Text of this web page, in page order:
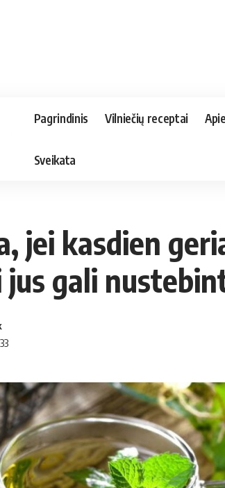
Pagrindinis Vilniečių receptai
Sveikata
jei kasdien
jus gali